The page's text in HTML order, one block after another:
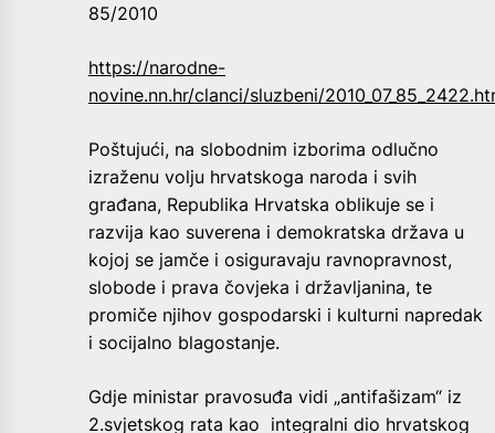
85/2010
https://narodne-
novine.nn.hr/clanci/sluzbeni/
Poštujući, na slobodnim izborima odlučno
izraženu volju hrvatskoga naroda i svih
građana, Republika Hrvatska oblikuje se i
razvija kao suverena i demokratska država u
kojoj se jamče i osiguravaju ravnopravnost,
slobode i prava čovjeka i državljanina, te
promiče njihov gospodarski i kulturni napredak
i socijalno blagostanje.
Gdje ministar pravosuđa vidi „antifašizam“ iz
2.svjetskog rata kao integralni dio hrvatskog